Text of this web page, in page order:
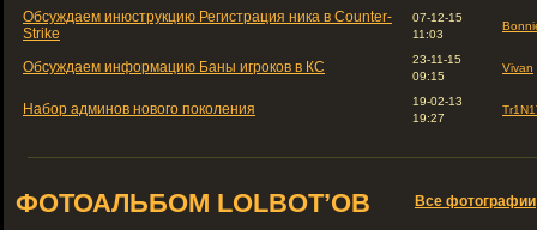
Обсуждаем инюструкцию Регистрация ника в Counter-
Strike
07-12-15
11:03
Обсуждаем информацию Баны игроков в КС
23-11-15
09:15
Vivan
Набор админов нового поколения
19-02-13
19:27
Все фотографии
ФОТОАЛЬБОМ LOLBOT’ОВ